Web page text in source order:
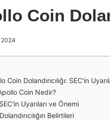
Coin
2024
Coin Dolandırıcılığı: SEC'in
Coin Nedir?
SEC'in Uyarıları ve Önemi
Dolandırıcılığın Belirtileri